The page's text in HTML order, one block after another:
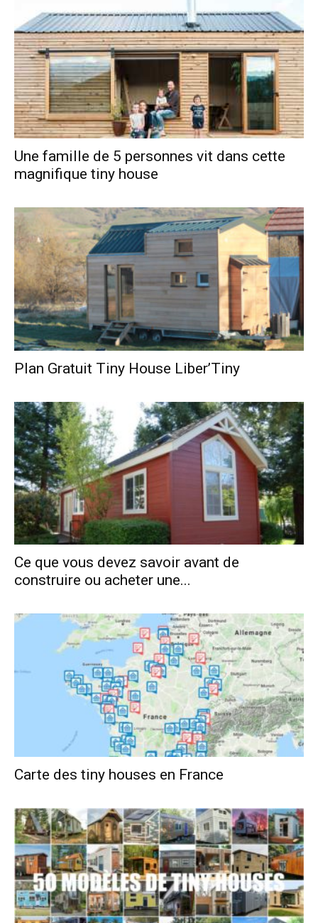
Une famille de 5 personnes vit dans cette
magnifique tiny house
Plan Gratuit Tiny House Liber’Tiny
Ce que vous devez savoir avant de
construire ou acheter une...
Carte des tiny houses en France